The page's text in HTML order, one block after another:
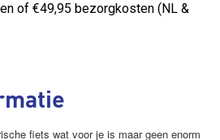
fiets wat voor je is maar geen enorm
of €49,95 bezorgkosten (NL &